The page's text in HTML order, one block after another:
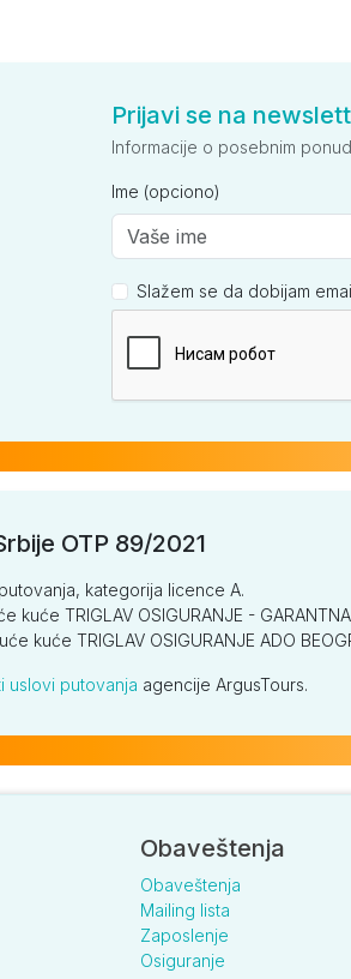
Prijavi se na
Informacije o posebnim
Ime (opciono)
Slažem se da dobijam
OTP 89/2021
kategorija licence A.
kuće TRIGLAV OSIGURANJE -
kuće TRIGLAV OSIGURANJE ADO
uslovi putovanja agencije ArgusTours.
Obaveštenja
Obaveštenja
Mailing lista
Zaposlenje
Osiguranje